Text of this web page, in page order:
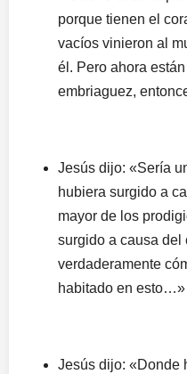
porque tienen el
vacíos vinieron al
él. Pero ahora
embriaguez,
Jesús dijo: «Sería
hubiera surgido a
mayor de los
surgido a causa del
verdaderamente
habitado en esto…»
Jesús dijo: «Donde